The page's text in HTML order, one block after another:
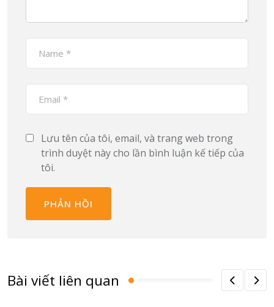
Lưu tên của tôi, email, và trang web trong
trình duyệt này cho lần bình luận kế tiếp của
tôi.
Bài viết liên quan